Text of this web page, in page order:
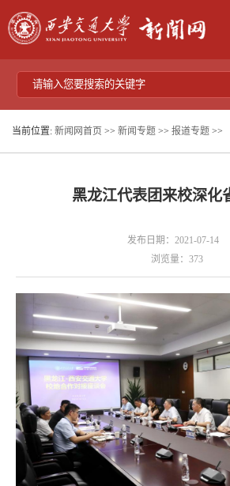
当前位置: 新闻网首页 >> 新闻专题 >> 报道专题 >>
黑龙江代表团来校深化
发布日期：2021-07-14
浏览量： 373